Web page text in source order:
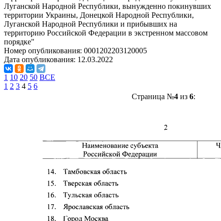
Луганской Народной Республики, вынужденно покинувших
территории Украины, Донецкой Народной Республики,
Луганской Народной Республики и прибывших на
территорию Российской Федерации в экстренном массовом
порядке"
Номер опубликования: 0001202203120005
Дата опубликования: 12.03.2022
1 10 20 50 ВСЕ
1 2 3 4 5 6
Страница №4из 6: